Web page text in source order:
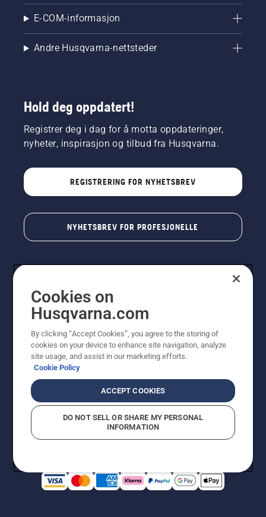
E-COM-informasjon
Andre Husqvarna-nettsteder
Hold deg oppdatert!
Registrer deg i dag for å motta oppdateringer,
nyheter, inspirasjon og tilbud fra Husqvarna.
REGISTRERING FOR NYHETSBREV
NYHETSBREV FOR PROFESJONELLE
© Husqvarna AB (utgiver). Med enerett. Angitte priser
er veiledende priser. Alle oppgitte priser er veiledende
utsalgspriser (inkl. mva.) med mindre produktet er
tilgjengelig for direkte kjøp.
Rapportering av mistanker om regelbruddÅpenhetsloven
Likestilling
Cookies on
Husqvarna.com
By clicking “Accept Cookies”, you agree to the storing of
cookies on your device to enhance site navigation, analyze
site usage, and assist in our marketing efforts.
Cookie Policy
ACCEPT COOKIES
DO NOT SELL OR SHARE MY PERSONAL
INFORMATION